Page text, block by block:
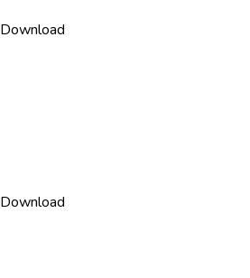
Download
Download